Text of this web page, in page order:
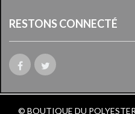
RESTONS CONNECTÉ
© BOUTIQUE DU